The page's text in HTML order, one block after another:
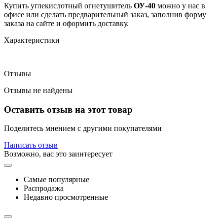
Купить углекислотный огнетушитель ОУ-40 можно у нас в
офисе или сделать предварительный заказ, заполнив форму
заказа на сайте и оформить доставку.
Характеристики
Отзывы
Отзывы не найдены
Оставить отзыв на этот товар
Поделитесь мнением с другими покупателями
Написать отзыв
Возможно, вас это заинтересует
Самые популярные
Распродажа
Недавно просмотренные